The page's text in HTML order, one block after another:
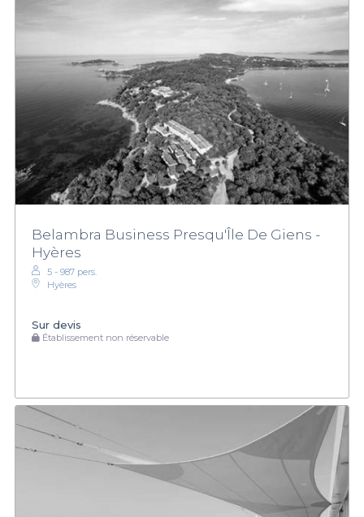
Belambra Business Presqu'Île De Giens -
Hyères
5 - 987 pers.
Hyères
Sur devis
Établissement non réservable